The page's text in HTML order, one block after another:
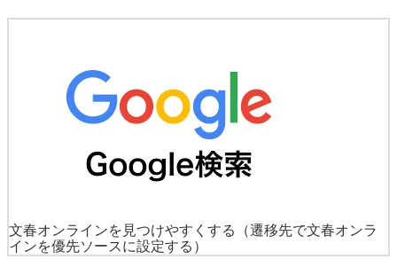
文春オンラインを見つけやすくする
（遷移先で文春オンラ
インを優先ソースに設定する）